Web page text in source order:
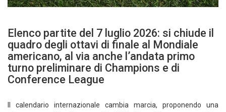
Elenco partite del 7 luglio 2026: si chiude il
quadro degli ottavi di finale al Mondiale
americano, al via anche l’andata primo
turno preliminare di Champions e di
Conference League
Il calendario internazionale cambia marcia, proponendo una